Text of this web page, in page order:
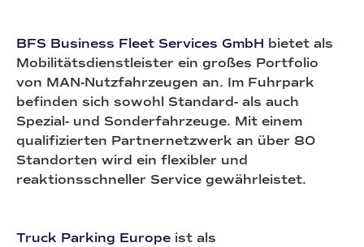
BFS Business Fleet Services GmbH bietet als
Mobilitätsdienstleister ein großes Portfolio
von MAN-Nutzfahrzeugen an. Im Fuhrpark
befinden sich sowohl Standard- als auch
Spezial- und Sonderfahrzeuge. Mit einem
qualifizierten Partnernetzwerk an über 80
Standorten wird ein flexibler und
reaktionsschneller Service gewährleistet.
Truck Parking Europe ist als